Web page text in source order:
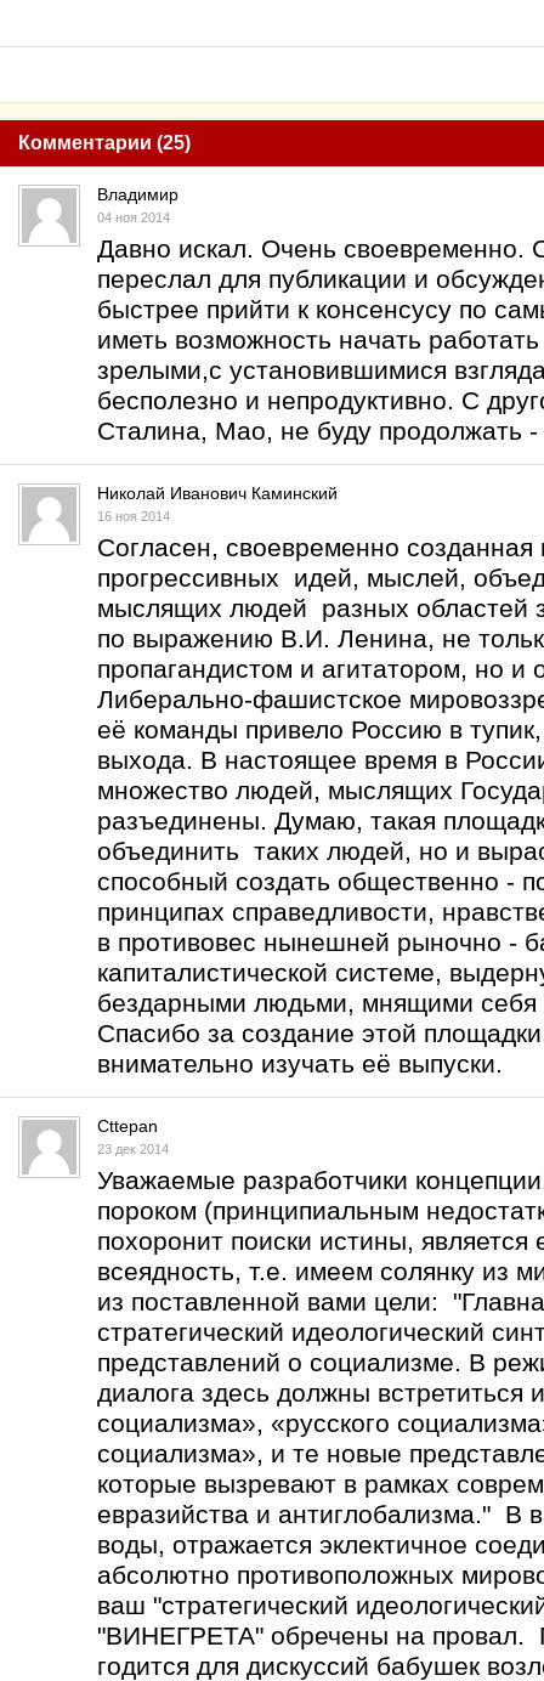
Комментарии (25)
Владимир
04 ноя 2014
Давно искал. Очень своевременно.
переслал для публикации и
быстрее прийти к консенсусу по
иметь возможность начать
зрелыми,с установившимися
бесполезно и непродуктивно. С
Сталина, Мао, не буду продолжать -
Николай Иванович Каминский
16 ноя 2014
Согласен, своевременно
прогрессивных идей, мыслей,
мыслящих людей разных областей
по выражению В.И. Ленина, не
пропагандистом и агитатором, но и
Либерально-фашистское
её команды привело Россию в
выхода. В настоящее время в
множество людей, мыслящих
разъединены. Думаю, такая
объединить таких людей, но и
способный создать общественно -
принципах справедливости,
в противовес нынешней рыночно -
капиталистической системе,
бездарными людьми, мнящими себя
Спасибо за создание этой
внимательно изучать её выпуски.
Cttepan
23 дек 2014
Уважаемые разработчики
пороком (принципиальным
похоронит поиски истины,
всеядность, т.е. имеем солянку из
из поставленной вами цели:
стратегический идеологический
представлений о социализме. В
диалога здесь должны встретиться
социализма», «русского
социализма», и те новые
которые вызревают в рамках
евразийства и антиглобализма." В
воды, отражается эклектичное
абсолютно противоположных
ваш "стратегический
"ВИНЕГРЕТА" обречены на
годится для дискуссий бабушек